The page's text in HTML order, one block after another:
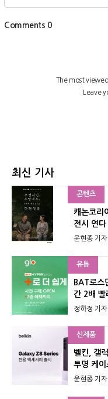
최신 기사
콘텐츠
캐논코리
전시 연다
윤현종 기자
유통
BAT로스
간 2배 빨
정하정 기자
신제품
벨킨, 갤
투명 케이
윤현종 기자